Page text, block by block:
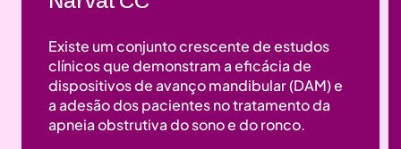
Existe um conjunto crescente de estudos
clínicos que demonstram a eficácia de
dispositivos de avanço mandibular (DAM) e
a adesão dos pacientes no tratamento da
apneia obstrutiva do sono e do ronco.